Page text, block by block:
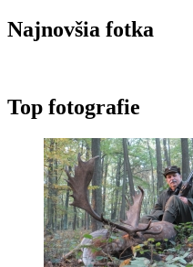
Najnovšia fotka
Top fotografie